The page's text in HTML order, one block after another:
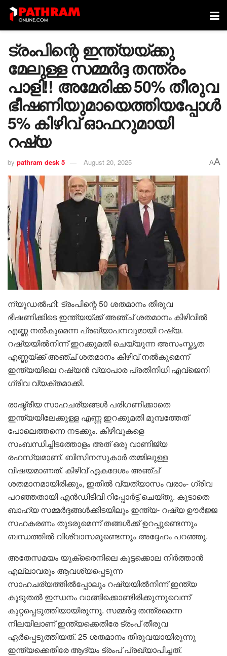
ട്രംപിന്റെ ഇന്ത്യയ്ക്കു
മേലുള്ള സമ്മർദ്ദ തന്ത്രം
പാളി!! അമേരിക്ക 50% തീരുവ
ഭീഷണിയുമായെത്തിയപ്പോൾ
5% കിഴിവ് ഓഫറുമായി
റഷ്യ
by pathram desk 5 August 20, 2025 AA
ന്യൂഡൽഹി: ട്രംപിന്റെ 50 ശതമാനം തീരുവ
ഭീഷണിക്കിടെ ഇന്ത്യയ്ക്ക് അഞ്ച് ശതമാനം കിഴിവിൽ
എണ്ണ നൽകുമെന്ന പ്രഖ്യാപനവുമായി റഷ്യ.
റഷ്യയിൽനിന്ന് ഇറക്കുമതി ചെയ്യുന്ന അസംസ്കൃത
എണ്ണയ്ക്ക് അഞ്ച് ശതമാനം കിഴിവ് നൽകുമെന്ന്
ഇന്ത്യയിലെ റഷ്യൻ വ്യാപാര പ്രതിനിധി എവ്ജെനി
ഗ്രിവ വ്യക്തമാക്കി.
രാഷ്ട്രീയ സാഹചര്യങ്ങൾ പരിഗണിക്കാതെ
ഇന്ത്യയിലേക്കുള്ള എണ്ണ ഇറക്കുമതി മുമ്പത്തേത്
പോലെത്തന്നെ നടക്കും. കിഴിവുകളെ
സംബന്ധിച്ചിടത്തോളം അത് ഒരു വാണിജ്യ
രഹസ്യമാണ്. ബിസിനസുകാർ തമ്മിലുള്ള
വിഷയമാണത്. കിഴിവ് ഏകദേശം അഞ്ച്
ശതമാനമായിരിക്കും, ഇതിൽ വ്യത്യാസം വരാം- ഗ്രിവ
പറഞ്ഞതായി എൻഡിടിവി റിപ്പോർട്ട് ചെയ്തു. കൂടാതെ
ബാഹ്യ സമ്മർദ്ദങ്ങൾക്കിടയിലും ഇന്ത്യ- റഷ്യ ഊർജ്ജ
സഹകരണം തുടരുമെന്ന് തങ്ങൾക്ക് ഉറപ്പുണ്ടെന്നും
ബന്ധത്തിൽ വിശ്വാസമുണ്ടെന്നും അദ്ദേഹം പറഞ്ഞു.
അതേസമയം യുക്രൈനിലെ കൂട്ടക്കൊല നിർത്താൻ
എല്ലാവരും ആവശ്യപ്പെടുന്ന
സാഹചര്യത്തിൽപ്പോലും റഷ്യയിൽനിന്ന് ഇന്ത്യ
കൂടുതൽ ഇന്ധനം വാങ്ങിക്കൊണ്ടിരിക്കുന്നുവെന്ന്
കുറ്റപ്പെടുത്തിയായിരുന്നു. സമ്മർദ്ദ തന്ത്രമെന്ന
നിലയിലാണ് ഇന്ത്യക്കെതിരേ ട്രംപ് തീരുവ
ഏർപ്പെടുത്തിയത്. 25 ശതമാനം തീരുവയായിരുന്നു
ഇന്ത്യക്കെതിരേ ആദ്യം ട്രംപ് പ്രഖ്യാപിച്ചത്.